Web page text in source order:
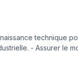
technique
- Assurer le